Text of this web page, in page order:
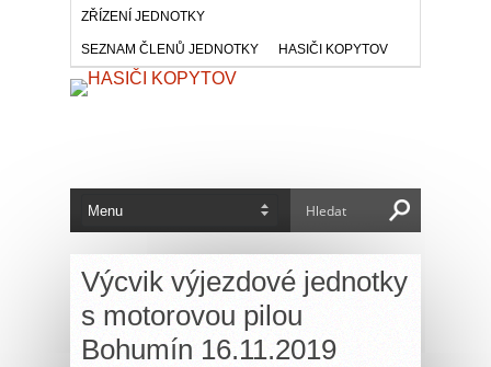
ZŘÍZENÍ JEDNOTKY
SEZNAM ČLENŮ JEDNOTKY HASIČI KOPYTOV
Výcvik výjezdové jednotky
s motorovou pilou
Bohumín 16.11.2019